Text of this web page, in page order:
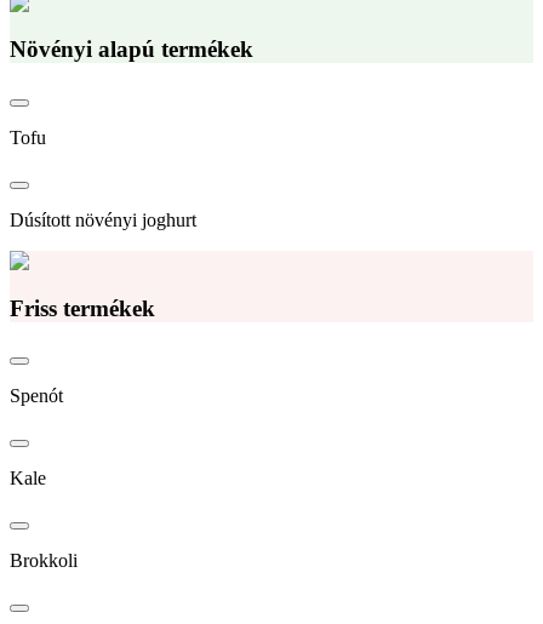
Növényi alapú termékek
Tofu
Dúsított növényi joghurt
Friss termékek
Spenót
Kale
Brokkoli